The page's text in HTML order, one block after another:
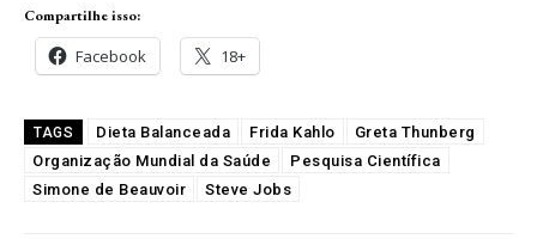
Compartilhe isso:
Facebook 18+
TAGS Dieta Balanceada Frida Kahlo
Greta Thunberg
Organização Mundial da Saúde
Pesquisa Científica
Simone de Beauvoir
Steve Jobs